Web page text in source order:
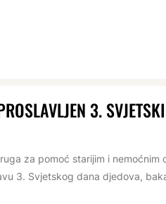
3.
za pomoć starijim i nemoćnim
3. Svjetskog dana djedova,